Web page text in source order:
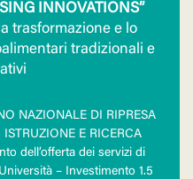
INNOVATIONS”
trasformazione e lo
tradizionali e
NAZIONALE DI RIPRESA
E RICERCA
dell’offerta dei servizi di
– Investimento 1.5